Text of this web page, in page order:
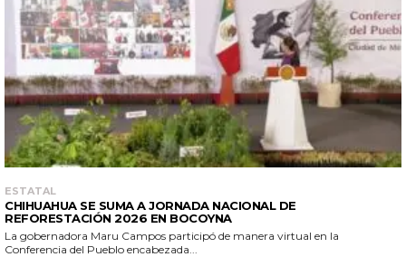
ESTATAL
CHIHUAHUA SE SUMA A JORNADA NACIONAL DE
REFORESTACIÓN 2026 EN BOCOYNA
La gobernadora Maru Campos participó de manera virtual en la
Conferencia del Pueblo encabezada...